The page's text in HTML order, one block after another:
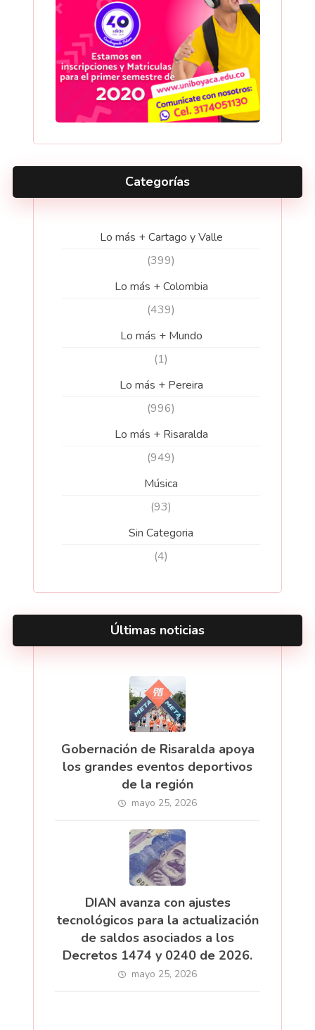
Categorías
Lo más + Cartago y Valle
(399)
Lo más + Colombia
(439)
Lo más + Mundo
(1)
Lo más + Pereira
(996)
Lo más + Risaralda
(949)
Música
(93)
Sin Categoria
(4)
Últimas noticias
Gobernación de Risaralda apoya
los grandes eventos deportivos
de la región
mayo 25, 2026
DIAN avanza con ajustes
tecnológicos para la actualización
de saldos asociados a los
Decretos 1474 y 0240 de 2026.
mayo 25, 2026